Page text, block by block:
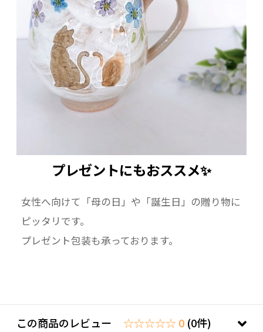
プレゼントにもおススメ✨
女性へ向けて「母の日」や「誕生日」の贈り物に
ピッタリです。
プレゼント包装も承っております。
この商品のレビュー ☆☆☆☆☆ 0 (0件)